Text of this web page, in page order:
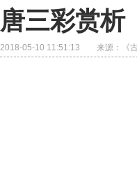
唐三彩赏析
2018-05-10 11:51:13 来源：《